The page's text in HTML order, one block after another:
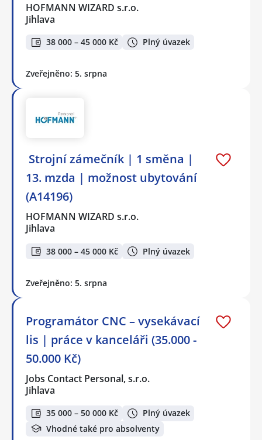
HOFMANN WIZARD s.r.o.
Jihlava
38 000 – 45 000 Kč Plný úvazek
Zveřejněno: 5. srpna
️ Strojní zámečník | 1 směna |
13. mzda | možnost ubytování
(A14196)
HOFMANN WIZARD s.r.o.
Jihlava
38 000 – 45 000 Kč Plný úvazek
Zveřejněno: 5. srpna
Programátor CNC – vysekávací
lis | práce v kanceláři (35.000 -
50.000 Kč)
Jobs Contact Personal, s.r.o.
Jihlava
35 000 – 50 000 Kč
Plný úvazek
Vhodné také pro absolventy